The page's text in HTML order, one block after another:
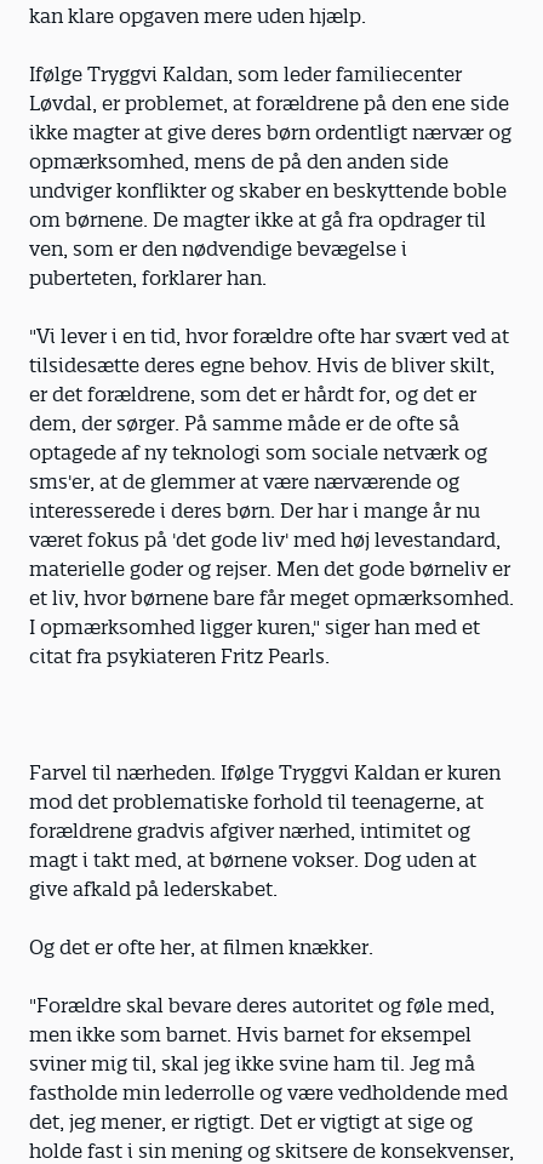
kan klare opgaven mere uden hjælp.
Ifølge Tryggvi Kaldan, som leder familiecenter
Løvdal, er problemet, at forældrene på den ene side
ikke magter at give deres børn ordentligt nærvær og
opmærksomhed, mens de på den anden side
undviger konflikter og skaber en beskyttende boble
om børnene. De magter ikke at gå fra opdrager til
ven, som er den nødvendige bevægelse i
puberteten, forklarer han.
"Vi lever i en tid, hvor forældre ofte har svært ved at
tilsidesætte deres egne behov. Hvis de bliver skilt,
er det forældrene, som det er hårdt for, og det er
dem, der sørger. På samme måde er de ofte så
optagede af ny teknologi som sociale netværk og
sms'er, at de glemmer at være nærværende og
interesserede i deres børn. Der har i mange år nu
været fokus på 'det gode liv' med høj levestandard,
materielle goder og rejser. Men det gode børneliv er
et liv, hvor børnene bare får meget opmærksomhed.
I opmærksomhed ligger kuren," siger han med et
citat fra psykiateren Fritz Pearls.
Farvel til nærheden. Ifølge Tryggvi Kaldan er kuren
mod det problematiske forhold til teenagerne, at
forældrene gradvis afgiver nærhed, intimitet og
magt i takt med, at børnene vokser. Dog uden at
give afkald på lederskabet.
Og det er ofte her, at filmen knækker.
"Forældre skal bevare deres autoritet og føle med,
men ikke som barnet. Hvis barnet for eksempel
sviner mig til, skal jeg ikke svine ham til. Jeg må
fastholde min lederrolle og være vedholdende med
det, jeg mener, er rigtigt. Det er vigtigt at sige og
holde fast i sin mening og skitsere de konsekvenser,